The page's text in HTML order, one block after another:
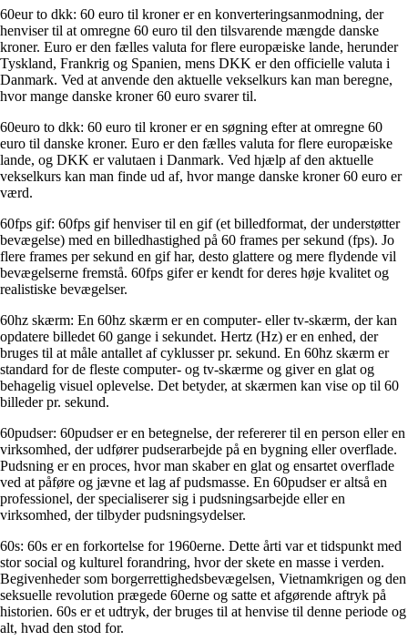
60eur to dkk: 60 euro til kroner er en konverteringsanmodning, der
henviser til at omregne 60 euro til den tilsvarende mængde danske
kroner. Euro er den fælles valuta for flere europæiske lande, herunder
Tyskland, Frankrig og Spanien, mens DKK er den officielle valuta i
Danmark. Ved at anvende den aktuelle vekselkurs kan man beregne,
hvor mange danske kroner 60 euro svarer til.
60euro to dkk: 60 euro til kroner er en søgning efter at omregne 60
euro til danske kroner. Euro er den fælles valuta for flere europæiske
lande, og DKK er valutaen i Danmark. Ved hjælp af den aktuelle
vekselkurs kan man finde ud af, hvor mange danske kroner 60 euro er
værd.
60fps gif: 60fps gif henviser til en gif (et billedformat, der understøtter
bevægelse) med en billedhastighed på 60 frames per sekund (fps). Jo
flere frames per sekund en gif har, desto glattere og mere flydende vil
bevægelserne fremstå. 60fps gifer er kendt for deres høje kvalitet og
realistiske bevægelser.
60hz skærm: En 60hz skærm er en computer- eller tv-skærm, der kan
opdatere billedet 60 gange i sekundet. Hertz (Hz) er en enhed, der
bruges til at måle antallet af cyklusser pr. sekund. En 60hz skærm er
standard for de fleste computer- og tv-skærme og giver en glat og
behagelig visuel oplevelse. Det betyder, at skærmen kan vise op til 60
billeder pr. sekund.
60pudser: 60pudser er en betegnelse, der refererer til en person eller en
virksomhed, der udfører pudserarbejde på en bygning eller overflade.
Pudsning er en proces, hvor man skaber en glat og ensartet overflade
ved at påføre og jævne et lag af pudsmasse. En 60pudser er altså en
professionel, der specialiserer sig i pudsningsarbejde eller en
virksomhed, der tilbyder pudsningsydelser.
60s: 60s er en forkortelse for 1960erne. Dette årti var et tidspunkt med
stor social og kulturel forandring, hvor der skete en masse i verden.
Begivenheder som borgerrettighedsbevægelsen, Vietnamkrigen og den
seksuelle revolution prægede 60erne og satte et afgørende aftryk på
historien. 60s er et udtryk, der bruges til at henvise til denne periode og
alt, hvad den stod for.